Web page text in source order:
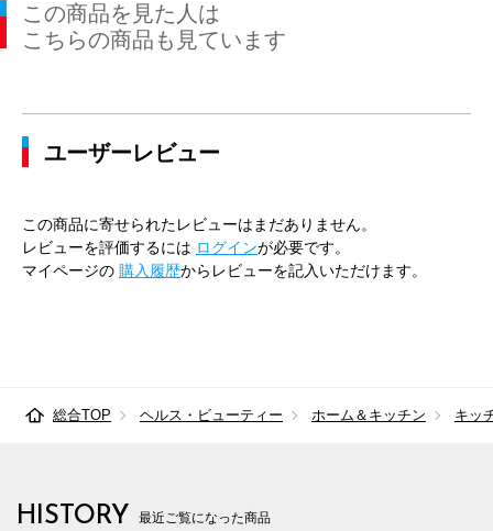
この商品を見た人は
こちらの商品も見ています
ユーザーレビュー
この商品に寄せられたレビューはまだありません。
レビューを評価するには ログインが必要です。
マイページの 購入履歴からレビューを記入いただけます。
総合TOP ヘルス・ビューティー ホーム＆キッチン キッ
HISTORY 最近ご覧になった商品